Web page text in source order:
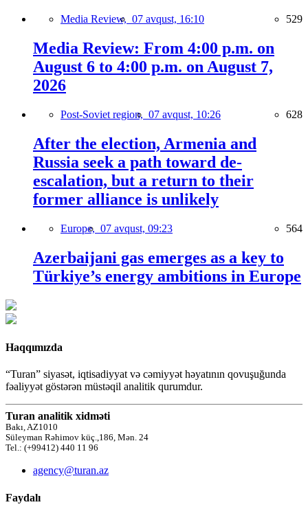
Media Review, 07 avqust, 16:10 529
Media Review: From 4:00 p.m. on
August 6 to 4:00 p.m. on August 7,
2026
Post-Soviet region, 07 avqust, 10:26 628
After the election, Armenia and
Russia seek a path toward de-
escalation, but a return to their
former alliance is unlikely
Europe, 07 avqust, 09:23 564
Azerbaijani gas emerges as a key to
Türkiye’s energy ambitions in Europe
Haqqımızda
“Turan” siyasət, iqtisadiyyat və cəmiyyət həyatının qovuşuğunda
fəaliyyət göstərən müstəqil analitik qurumdur.
Turan analitik xidməti
Bakı, AZ1010
Süleyman Rəhimov küç.,186, Mən. 24
Tel.: (+99412) 440 11 96
agency@turan.az
Faydalı